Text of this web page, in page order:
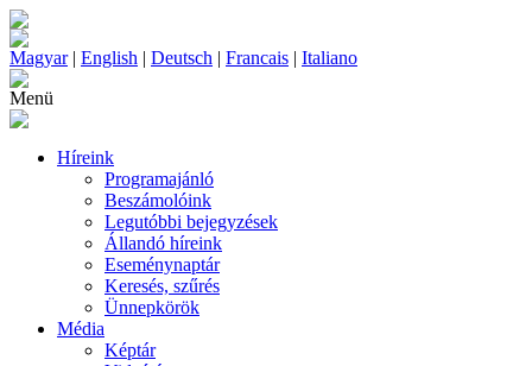
Magyar| English | Deutsch | Francais | Italiano
Menü
Híreink
Programajánló
Beszámolóink
Legutóbbi bejegyzések
Állandó híreink
Eseménynaptár
Keresés, szűrés
Ünnepkörök
Média
Képtár